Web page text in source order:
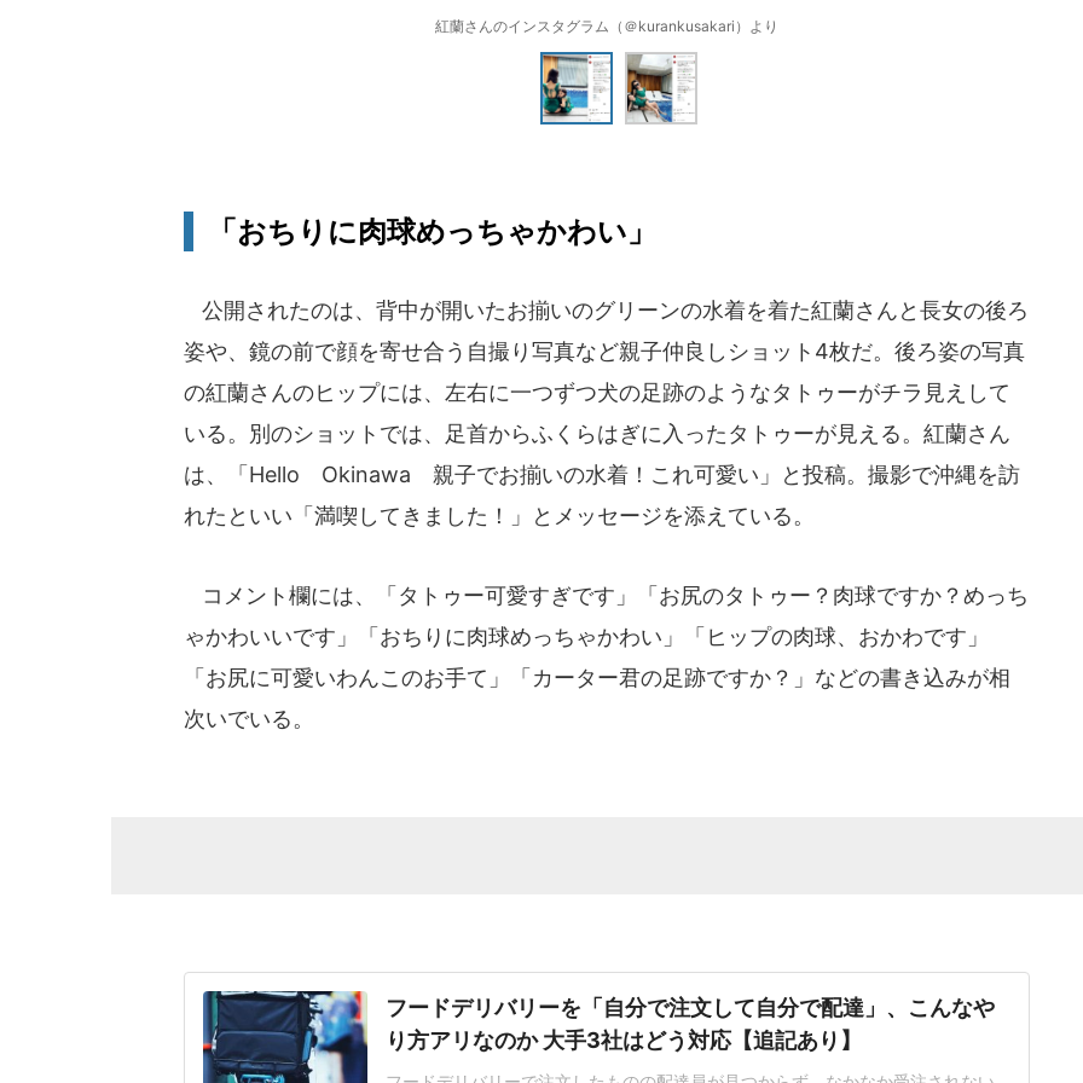
紅蘭さんのインスタグラム（＠kurankusakari）より
「おちりに肉球めっちゃかわい」
公開されたのは、背中が開いたお揃いのグリーンの水着を着た紅蘭さんと長女の後ろ
姿や、鏡の前で顔を寄せ合う自撮り写真など親子仲良しショット4枚だ。後ろ姿の写真
の紅蘭さんのヒップには、左右に一つずつ犬の足跡のようなタトゥーがチラ見えして
いる。別のショットでは、足首からふくらはぎに入ったタトゥーが見える。紅蘭さん
は、「Hello Okinawa 親子でお揃いの水着！これ可愛い」と投稿。撮影で沖縄を訪
れたといい「満喫してきました！」とメッセージを添えている。
コメント欄には、「タトゥー可愛すぎです」「お尻のタトゥー？肉球ですか？めっち
ゃかわいいです」「おちりに肉球めっちゃかわい」「ヒップの肉球、おかわです」
「お尻に可愛いわんこのお手て」「カーター君の足跡ですか？」などの書き込みが相
次いでいる。
フードデリバリーを「自分で注文して自分で配達」、こんなや
り方アリなのか 大手3社はどう対応【追記あり】